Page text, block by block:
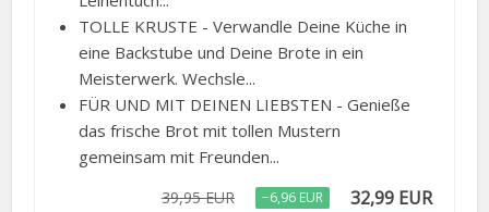
TOLLE KRUSTE - Verwandle Deine Küche in
eine Backstube und Deine Brote in ein
Meisterwerk. Wechsle...
FÜR UND MIT DEINEN LIEBSTEN - Genieße
das frische Brot mit tollen Mustern
gemeinsam mit Freunden...
39,95 EUR −6,96 EUR 32,99 EUR